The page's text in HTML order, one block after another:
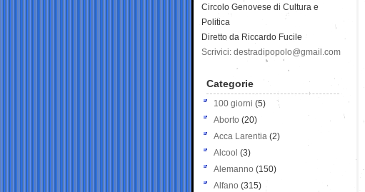
Circolo Genovese di Cultura e
Politica
Diretto da Riccardo Fucile
Scrivici: destradipopolo@gmail.com
Categorie
100 giorni (5)
Aborto (20)
Acca Larentia (2)
Alcool (3)
Alemanno (150)
Alfano (315)